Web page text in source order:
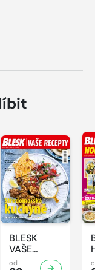
BLESK
VAŠE
RECEPTY -
od